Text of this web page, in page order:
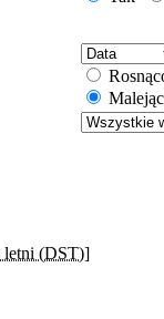
letni (DST)]